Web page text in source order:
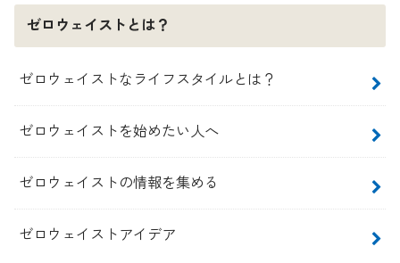
ゼロウェイストとは？
ゼロウェイストなライフスタイルとは？
ゼロウェイストを始めたい人へ
ゼロウェイストの情報を集める
ゼロウェイストアイデア